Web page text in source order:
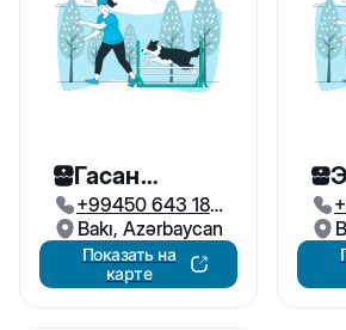
Гасан
Кинолог
+99450 643 18
12
Bakı, Azərbaycan
Показать на
карте